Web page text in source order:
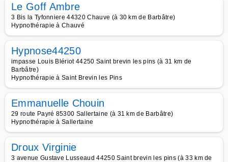
Le Goff Ambre
3 Bis la Tyfonniere 44320 Chauve (à 30 km de Barbâtre)
Hypnothérapie à Chauvé
Hypnose44250
impasse Louis Blériot 44250 Saint brevin les pins (à 31 km de
Barbâtre)
Hypnothérapie à Saint Brevin les Pins
Emmanuelle Chouin
29 route Payré 85300 Sallertaine (à 31 km de Barbâtre)
Hypnothérapie à Sallertaine
Droux Virginie
3 avenue Gustave Lusseaud 44250 Saint brevin les pins (à 33 km de